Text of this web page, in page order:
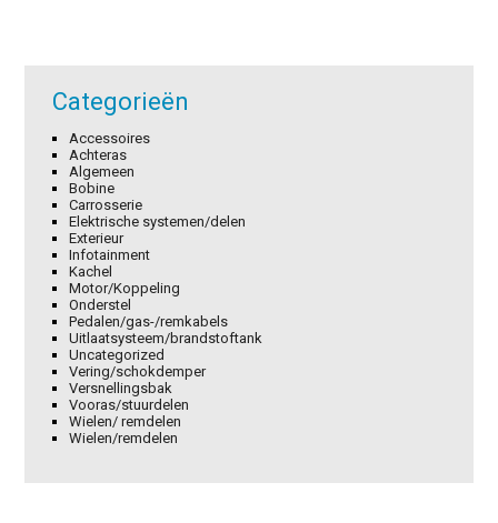
Categorieën
Accessoires
Achteras
Algemeen
Bobine
Carrosserie
Elektrische systemen/delen
Exterieur
Infotainment
Kachel
Motor/Koppeling
Onderstel
Pedalen/gas-/remkabels
Uitlaatsysteem/brandstoftank
Uncategorized
Vering/schokdemper
Versnellingsbak
Vooras/stuurdelen
Wielen/ remdelen
Wielen/remdelen